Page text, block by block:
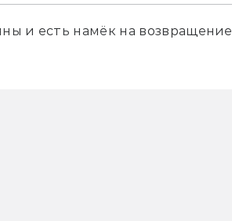
и есть намёк на возвращение